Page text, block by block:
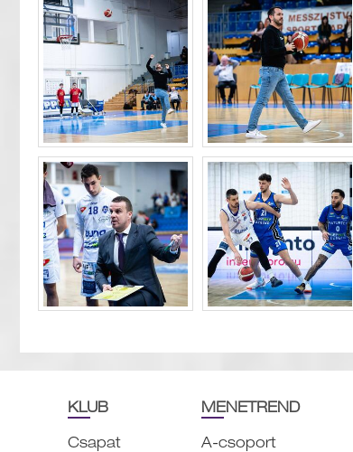
KLUB
Csapat
MENETREND
A-csoport